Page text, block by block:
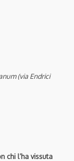
(via Endrici
chi l’ha vissuta